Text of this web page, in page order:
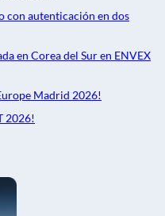
con autenticación en dos
en Corea del Sur en ENVEX
Madrid 2026!
2026!